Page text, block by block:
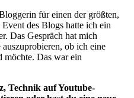
für einen der größten,
des Blogs hatte ich ein
Das Gespräch hat mich
ob ich eine
möchte. Das war ein
Technik auf Youtube-